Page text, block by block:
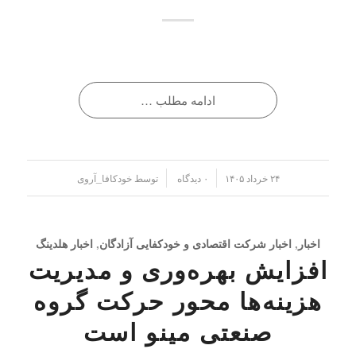
ادامه مطلب …
۲۴ خرداد ۱۴۰۵/ ۰ دیدگاه توسطخودکافا_آر‌وی
اخبار , اخبار شرکت اقتصادی و خودکفایی آزادگان, اخبار هلدینگ
افزایش بهره‌وری و مدیریت
هزینه‌ها محور حرکت گروه
صنعتی مینو است